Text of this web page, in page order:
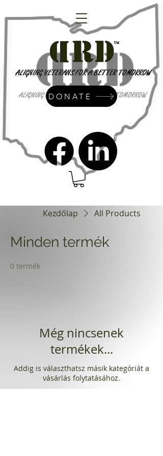
admin@dressrightdressinc.org
DONATE
Kezdőlap All Products
Minden termék
0 termék
Még nincsenek
termékek...
Addig is választhatsz másik kategóriát a
vásárlás folytatásához.